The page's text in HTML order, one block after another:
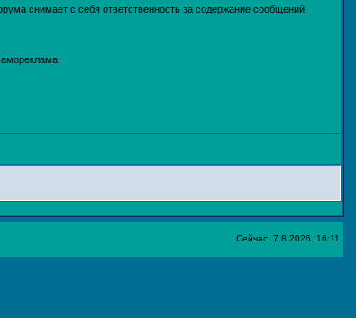
снимает с себя ответственность за содержание сообщений,
Сейчас: 7.8.2026, 16:11